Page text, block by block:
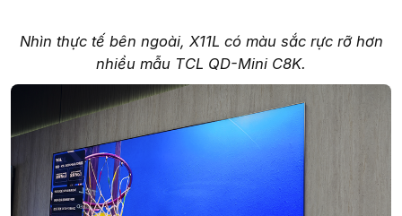
Nhìn thực tế bên ngoài, X11L có màu sắc rực rỡ hơn
nhiều mẫu TCL QD-Mini C8K.